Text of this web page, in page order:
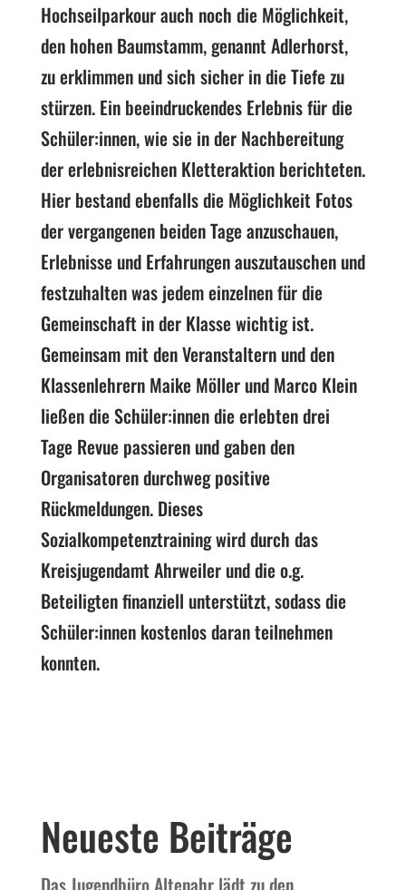
Hochseilparkour auch noch die Möglichkeit,
den hohen Baumstamm, genannt Adlerhorst,
zu erklimmen und sich sicher in die Tiefe zu
stürzen. Ein beeindruckendes Erlebnis für die
Schüler:innen, wie sie in der Nachbereitung
der erlebnisreichen Kletteraktion berichteten.
Hier bestand ebenfalls die Möglichkeit Fotos
der vergangenen beiden Tage anzuschauen,
Erlebnisse und Erfahrungen auszutauschen und
festzuhalten was jedem einzelnen für die
Gemeinschaft in der Klasse wichtig ist.
Gemeinsam mit den Veranstaltern und den
Klassenlehrern Maike Möller und Marco Klein
ließen die Schüler:innen die erlebten drei
Tage Revue passieren und gaben den
Organisatoren durchweg positive
Rückmeldungen. Dieses
Sozialkompetenztraining wird durch das
Kreisjugendamt Ahrweiler und die o.g.
Beteiligten finanziell unterstützt, sodass die
Schüler:innen kostenlos daran teilnehmen
konnten.
Neueste Beiträge
Das Jugendbüro Altenahr lädt zu den